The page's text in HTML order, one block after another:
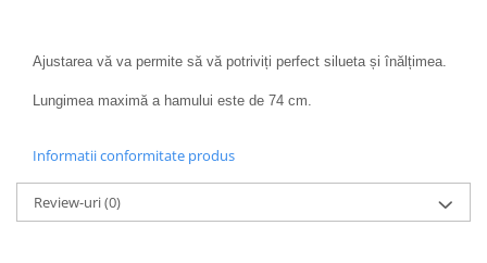
Ajustarea vă va permite să vă potriviți perfect silueta și înălțimea.
Lungimea maximă a hamului este de 74 cm.
Informatii conformitate produs
Review-uri(0)